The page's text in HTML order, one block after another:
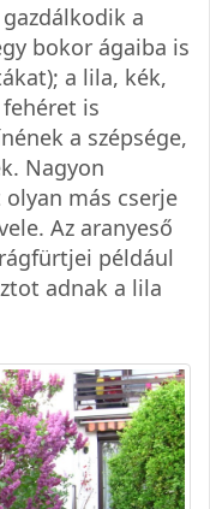
a
bokor ágaiba is
a lila, kék,
is
a szépsége,
Nagyon
más cserje
Az aranyeső
például
adnak a lila